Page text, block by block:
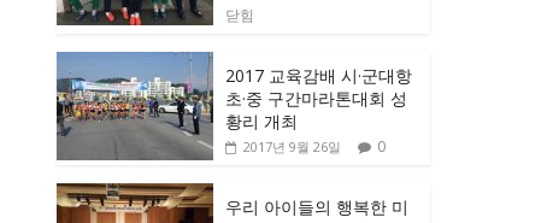
닫힘
2017 교육감배 시·군대항
초·중 구간마라톤대회 성
황리 개최
2017년 9월 26일 0
우리 아이들의 행복한 미